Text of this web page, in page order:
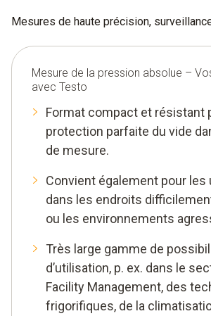
Mesures de haute précision,
Mesure de la pression absolue –
avec Testo
Format compact et résistant
protection parfaite du vide
de mesure.
Convient également pour les
dans les endroits
ou les environnements
Très large gamme de
d’utilisation, p. ex. dans le
Facility Management, des
frigorifiques, de la